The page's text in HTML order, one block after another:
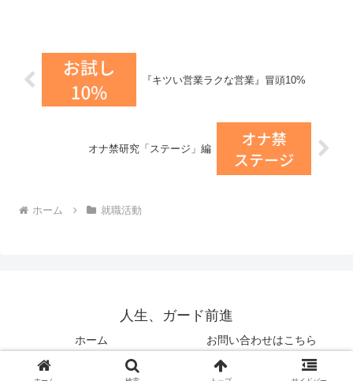
『キツい営業ラクな営業』冒頭10%
オナ禁研究「ステージ」編
ホーム 就職活動
人生、ガード前進
ホーム お問い合わせはこちら
© 2019 人生、ガード前進.